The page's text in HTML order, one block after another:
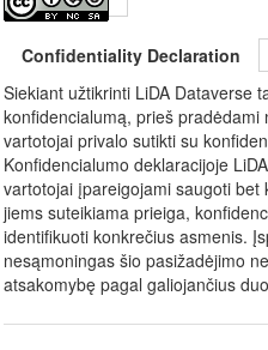
Confidentiality Declaration
Siekiant užtikrinti LiDA Dataverse
konfidencialumą, prieš
vartotojai privalo sutikti su
Konfidencialumo deklaracijoje
vartotojai įpareigojami saugoti
jiems suteikiama prieiga,
identifikuoti konkrečius asmenis.
nesąmoningas šio pasižadėjimo
atsakomybę pagal galiojančius